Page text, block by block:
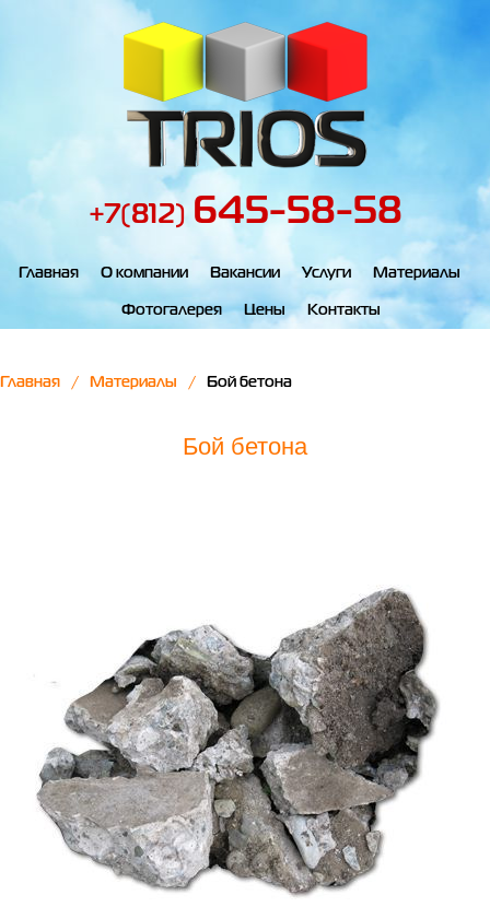
+7(812) 645-58-58
Главная О компании Вакансии Услуги Материалы
Фотогалерея Цены Контакты
Главная Материалы Бой бетона
Бой бетона